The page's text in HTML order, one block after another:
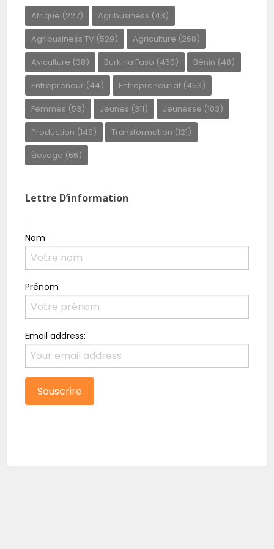
Afrique (227) Agribusiness (43)
Agribusiness TV (529) Agriculture (268)
Aviculture (38) Burkina Faso (450) Bénin (48)
Entrepreneur (44) Entrepreneuriat (453)
Femmes (53) Jeunes (311) Jeunesse (103)
Production (148) Transformation (121)
Élevage (66)
Lettre D’information
Nom
Prénom
Email address: